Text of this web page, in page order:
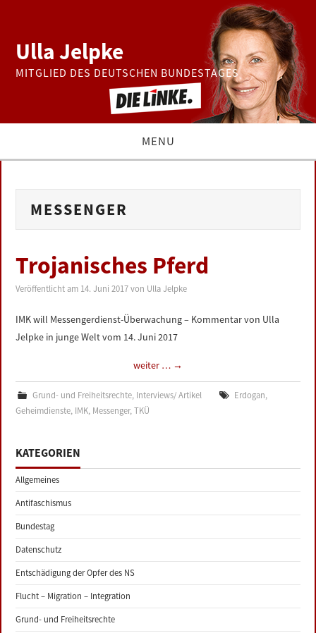
Ulla Jelpke
MITGLIED DES DEUTSCHEN BUNDESTAGES
MENU
BUNDESTAG
PRESSE
ZUR PERSON
DATENSCHUTZERKLÄRUNG
IMPRESSUM
MESSENGER
Trojanisches Pferd
Veröffentlicht am 14. Juni 2017 von Ulla Jelpke
IMK will Messengerdienst-Überwachung – Kommentar von Ulla
Jelpke in junge Welt vom 14. Juni 2017
weiter … →
Grund- und Freiheitsrechte, Interviews/ Artikel Erdogan,
Geheimdienste, IMK, Messenger,TKÜ
KATEGORIEN
Allgemeines
Antifaschismus
Bundestag
Datenschutz
Entschädigung der Opfer des NS
Flucht – Migration – Integration
Grund- und Freiheitsrechte